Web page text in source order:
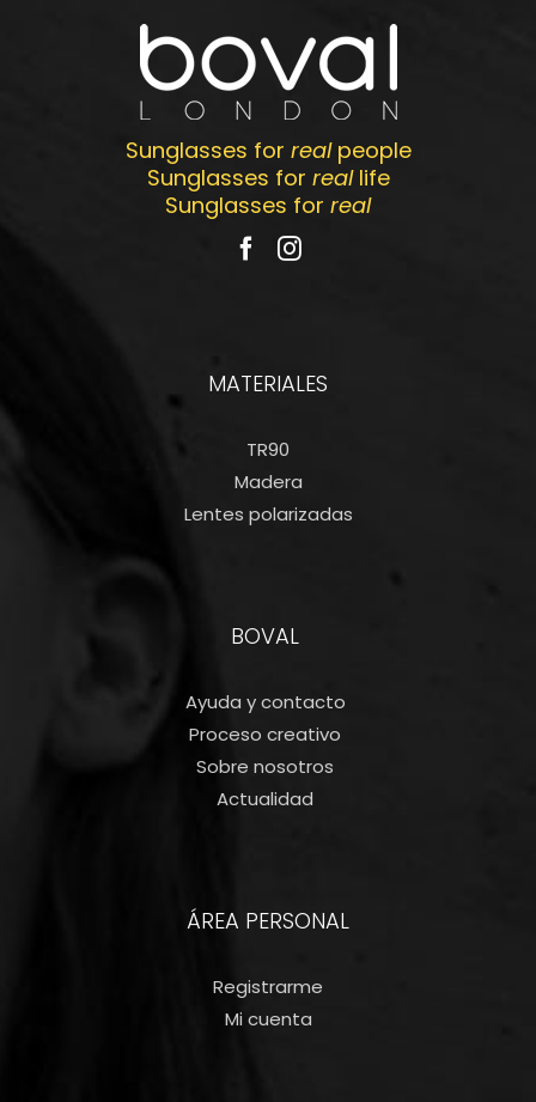
Sunglasses for realpeople
Sunglasses for reallife
Sunglasses for real
MATERIALES
TR90
Madera
Lentes polarizadas
BOVAL
Ayuda y contacto
Proceso creativo
Sobre nosotros
Actualidad
ÁREA PERSONAL
Registrarme
Mi cuenta